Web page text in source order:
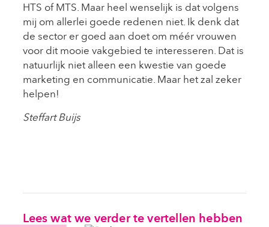
HTS of MTS. Maar heel wenselijk is dat volgens
mij om allerlei goede redenen niet. Ik denk dat
de sector er goed aan doet om méér vrouwen
voor dit mooie vakgebied te interesseren. Dat is
natuurlijk niet alleen een kwestie van goede
marketing en communicatie. Maar het zal zeker
helpen!
Steffart Buijs
Lees wat we verder te vertellen hebben